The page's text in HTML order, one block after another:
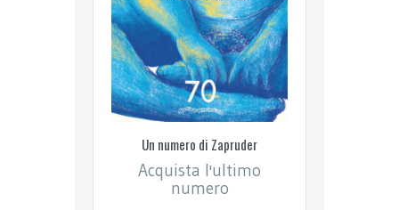
Un numero di Zapruder
Acquista l'ultimo
numero